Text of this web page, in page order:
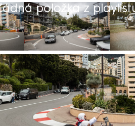
položka z
a dechberoucí
zvyklý. Ani turistům už